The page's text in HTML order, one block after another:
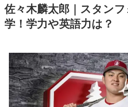
佐々木麟太郎｜スタン
学！学力や英語力は？